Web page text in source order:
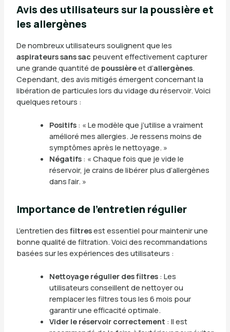
Avis des utilisateurs sur la poussière et
les allergènes
De nombreux utilisateurs soulignent que les
aspirateurs sans sacpeuvent effectivement capturer
une grande quantité de poussièreet d’allergènes.
Cependant, des avis mitigés émergent concernant la
libération de particules lors du vidage du réservoir. Voici
quelques retours :
Positifs: « Le modèle que j’utilise a vraiment
amélioré mes allergies. Je ressens moins de
symptômes après le nettoyage. »
Négatifs: « Chaque fois que je vide le
réservoir, je crains de libérer plus d’allergènes
dans l’air. »
Importance de l’entretien régulier
L’entretien des filtresest essentiel pour maintenir une
bonne qualité de filtration. Voici des recommandations
basées sur les expériences des utilisateurs :
Nettoyage régulier des filtres: Les
utilisateurs conseillent de nettoyer ou
remplacer les filtres tous les 6 mois pour
garantir une efficacité optimale.
Vider le réservoir correctement : Il est